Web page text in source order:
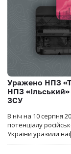
Уражено НПЗ
НПЗ
ЗСУ
В ніч на 10 серпня
потенціалу
України уразили